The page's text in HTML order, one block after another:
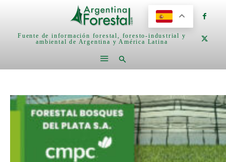
Fuente de información forestal, foresto-industrial y
ambiental de Argentina y América Latina